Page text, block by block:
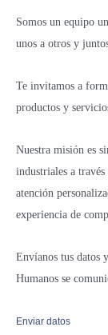
Somos un equipo
unos a otros y
Te invitamos a
productos y
Nuestra misión es
industriales a
atención
experiencia de
Envíanos tus datos
Humanos se
Enviar datos